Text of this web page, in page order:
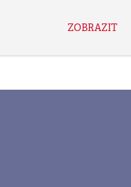
ZOBRAZIT